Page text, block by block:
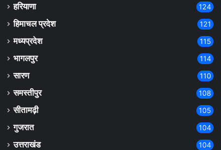
हरियाणा 124
हिमाचल प्रदेश 121
मध्यप्रदेश 115
भागलपुर 114
सारण 110
समस्तीपुर 108
सीतामढ़ी 105
गुजरात 104
उत्तराखंड 104